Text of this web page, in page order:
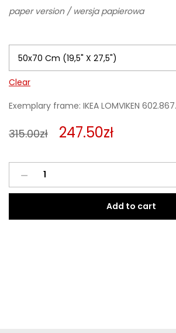
paper version / wersja papierowa
Clear
Exemplary frame: IKEA LOMVIKEN
315.00zł 247.50zł
People
Jupiter
quantity
Add to cart